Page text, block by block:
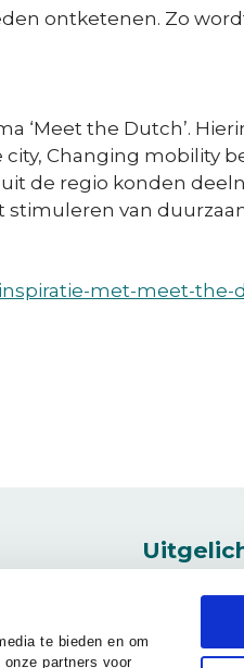
te bieden en om
partners voor
ontketenen. Zo
‘Meet the Dutch’.
Changing mobility
de regio konden
stimuleren van
met-meet-the-
Slim &